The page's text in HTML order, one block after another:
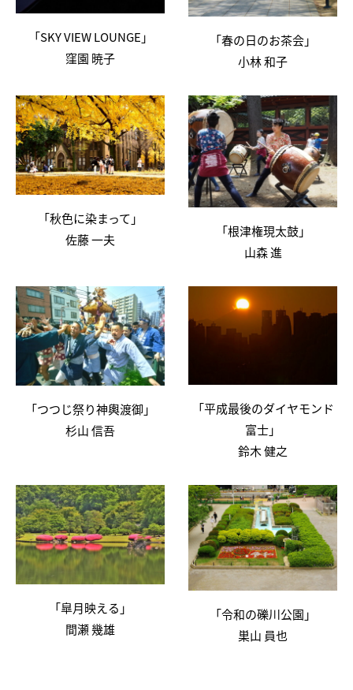
「SKY VIEW LOUNGE」
窪園 暁子
「春の日のお茶会」
小林 和子
「秋色に染まって」
佐藤 一夫
「根津権現太鼓」
山森 進
「つつじ祭り神輿渡御」
杉山 信吾
「平成最後のダイヤモンド
富士」
鈴木 健之
「皐月映える」
間瀬 幾雄
「令和の礫川公園」
巣山 員也